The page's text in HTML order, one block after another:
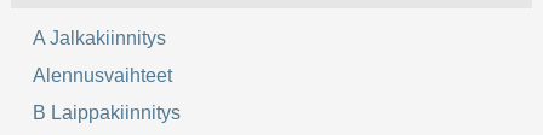
A Jalkakiinnitys
Alennusvaihteet
B Laippakiinnitys